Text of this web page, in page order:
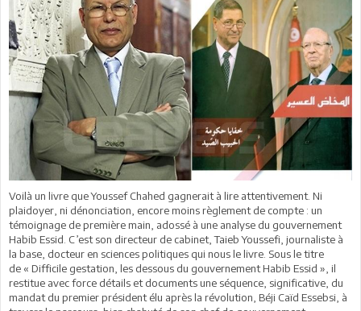
Voilà un livre que Youssef Chahed gagnerait à lire attentivement. Ni
plaidoyer, ni dénonciation, encore moins règlement de compte : un
témoignage de première main, adossé à une analyse du gouvernement
Habib Essid. C’est son directeur de cabinet, Taieb Youssefi, journaliste à
la base, docteur en sciences politiques qui nous le livre. Sous le titre
de « Difficile gestation, les dessous du gouvernement Habib Essid », il
restitue avec force détails et documents une séquence, significative, du
mandat du premier président élu après la révolution, Béji Caïd Essebsi, à